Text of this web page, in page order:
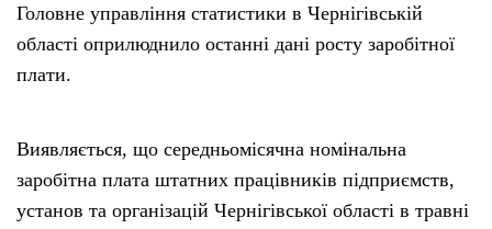
Головне управління статистики в Чернігівській
області оприлюднило останні дані росту заробітної
плати.
Виявляється, що середньомісячна номінальна
заробітна плата штатних працівників підприємств,
установ та організацій Чернігівської області в травні